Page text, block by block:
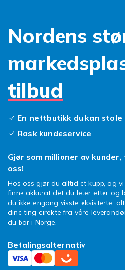
ensfargede varianter lar
like bra ut som det
foretrekker en diskret
deg. Du kan være trygg på
holder unna
en myk landing hvis
Å velge det rette
handler om mer enn bare
funksjonalitet og levetid.
knapper, slik at du aldri
hodetelefoner. Et
en smart investering for
enheten sin i topp stand.
nettbrett deksel
utfordringer med glans.
Så hvorfor vente? Gi din
Nordens
tilbud
En nettbutikk du kan stole
Rask kundeservice
Gjør som millioner av kunder,
oss!
Hos oss gjør du alltid et kupp, og
finne akkurat det du leter etter og
du ikke engang visste eksisterte,
dine ting direkte fra våre
du bor i Norge.
Betalingsalternativ